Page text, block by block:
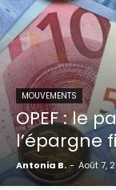
MOUVEMENTS
OPEF : le
l’épargne
Antonia B. - Août 7,